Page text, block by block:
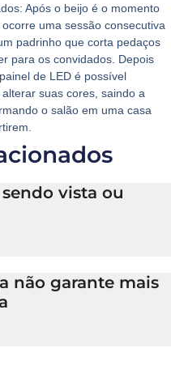
Após o beijo é o momento
uma sessão consecutiva
padrinho que corta pedaços
para os convidados. Depois
de LED é possível
suas cores, saindo a
o salão em uma casa
vista ou
não garante mais